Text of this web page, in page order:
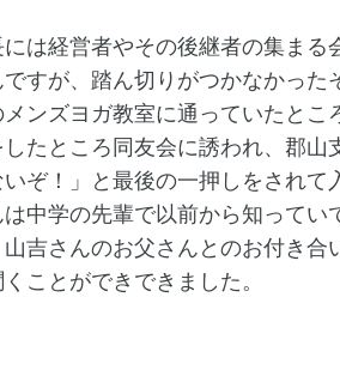
は経営者やその後継者の集まる
すが、踏ん切りがつかなかっ
ンズヨガ教室に通っていたと
たところ同友会に誘われ、郡山
ぞ！」と最後の一押しをされて
中学の先輩で以前から知ってい
山吉さんのお父さんとのお付き
ことができできました。